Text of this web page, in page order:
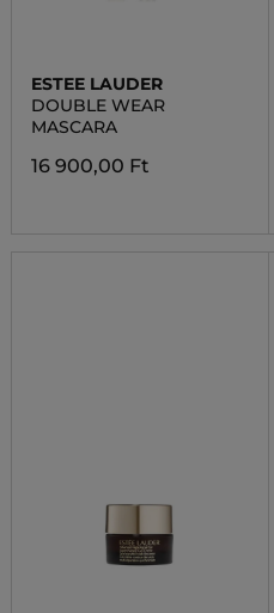
ESTEE LAUDER
DOUBLE WEAR
MASCARA
16 900,00 Ft